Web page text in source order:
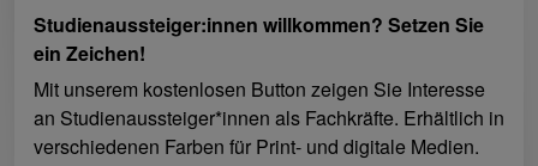
Studienaussteiger:innen willkommen? Setzen Sie
ein Zeichen!
Mit unserem kostenlosen Button zeigen Sie Interesse
an Studienaussteiger*innen als Fachkräfte. Erhältlich in
verschiedenen Farben für Print- und digitale Medien.